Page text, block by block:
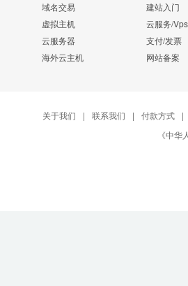
域名交易
虚拟主机
云服务器
海外云主机
建站入门
云服务/Vps
支付/发票
网站备案
关于我们 | 联系我们 | 付款方式
|
《中